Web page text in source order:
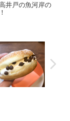
井戸の魚河岸の